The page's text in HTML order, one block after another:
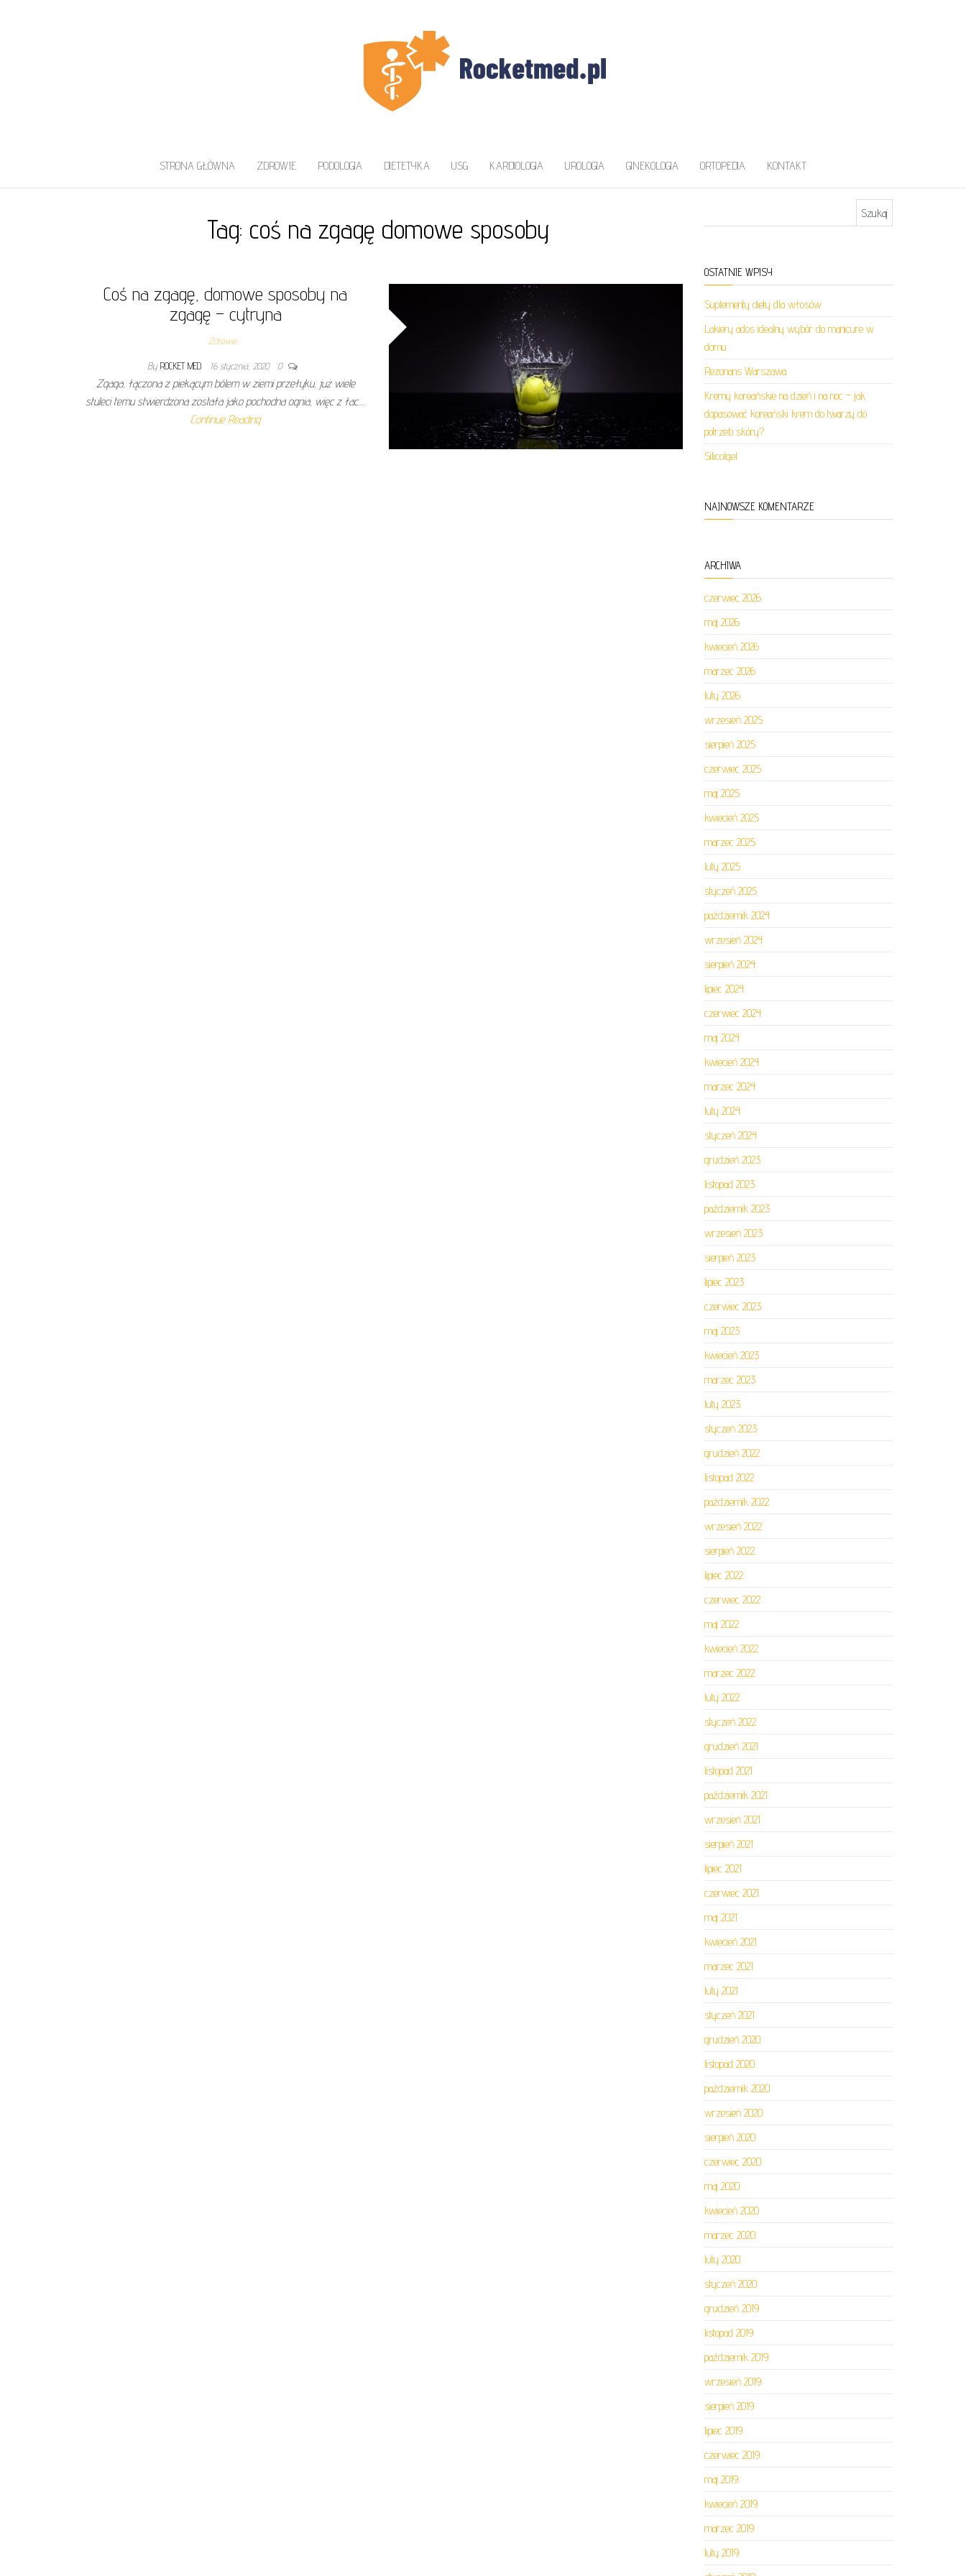
STRONA GŁÓWNA ZDROWIE PODOLOGIA DIETETYKA USG KARDIOLOGIA UROLOGIA GINEKOLOGIA ORTOPEDIA KONTAKT
Tag: coś na zgagę domowe sposoby
Coś na zgagę, domowe sposoby na
zgagę – cytryna
Zdrowie
By ROCKET MED 16 stycznia, 2020 0
Zgaga, łączona z piekącym bólem w ziemi przełyku, już wiele
stuleci temu stwierdzona została jako pochodna ognia, więc z łac.…
Continue Reading
OSTATNIE WPISY
Suplementy diety dla włosów
Lakiery ados idealny wybór do manicure w
domu
Rezonans Warszawa
Kremy koreańskie na dzień i na noc – jak
dopasować koreański krem do twarzy do
potrzeb skóry?
Silicolgel
NAJNOWSZE KOMENTARZE
ARCHIWA
czerwiec 2026
maj 2026
kwiecień 2026
marzec 2026
luty 2026
wrzesień 2025
sierpień 2025
czerwiec 2025
maj 2025
kwiecień 2025
marzec 2025
luty 2025
styczeń 2025
październik 2024
wrzesień 2024
sierpień 2024
lipiec 2024
czerwiec 2024
maj 2024
kwiecień 2024
marzec 2024
luty 2024
styczeń 2024
grudzień 2023
listopad 2023
październik 2023
wrzesień 2023
sierpień 2023
lipiec 2023
czerwiec 2023
maj 2023
kwiecień 2023
marzec 2023
luty 2023
styczeń 2023
grudzień 2022
listopad 2022
październik 2022
wrzesień 2022
sierpień 2022
lipiec 2022
czerwiec 2022
maj 2022
kwiecień 2022
marzec 2022
luty 2022
styczeń 2022
grudzień 2021
listopad 2021
październik 2021
wrzesień 2021
sierpień 2021
lipiec 2021
czerwiec 2021
maj 2021
kwiecień 2021
marzec 2021
luty 2021
styczeń 2021
grudzień 2020
listopad 2020
październik 2020
wrzesień 2020
sierpień 2020
czerwiec 2020
maj 2020
kwiecień 2020
marzec 2020
luty 2020
styczeń 2020
grudzień 2019
listopad 2019
październik 2019
wrzesień 2019
sierpień 2019
lipiec 2019
czerwiec 2019
maj 2019
kwiecień 2019
marzec 2019
luty 2019